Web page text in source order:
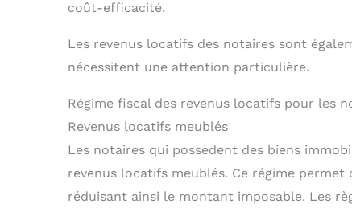
coût-efficacité.
Les revenus locatifs des notaires sont
nécessitent une attention particulière.
Régime fiscal des revenus locatifs pour les
Revenus locatifs meublés
Les notaires qui possèdent des biens
revenus locatifs meublés. Ce régime
réduisant ainsi le montant imposable. Les